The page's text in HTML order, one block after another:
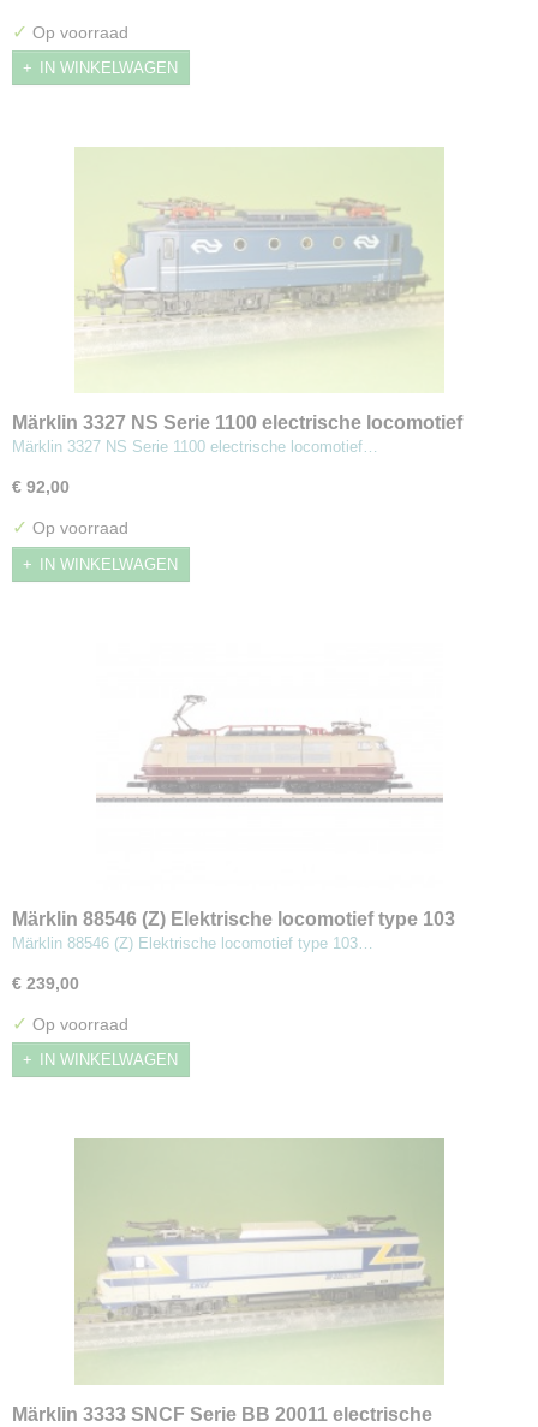
✓ Op voorraad
IN WINKELWAGEN
Märklin 3327 NS Serie 1100 electrische locomotief
Märklin 3327 NS Serie 1100 electrische locomotief…
€ 92,00
✓ Op voorraad
IN WINKELWAGEN
Märklin 88546 (Z) Elektrische locomotief type 103
Märklin 88546 (Z) Elektrische locomotief type 103…
€ 239,00
✓ Op voorraad
IN WINKELWAGEN
Märklin 3333 SNCF Serie BB 20011 electrische